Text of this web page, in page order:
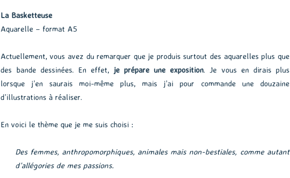
La Basketteuse
Aquarelle – format A5
Actuellement, vous avez du remarquer que je produis surtout des aquarelles plus que
des bande dessinées. En effet, je prépare une exposition. Je vous en dirais plus
lorsque j’en saurais moi-même plus, mais j’ai pour commande une douzaine
d’illustrations à réaliser.
En voici le thème que je me suis choisi :
Des femmes, anthropomorphiques, animales mais non-bestiales, comme autant
d’allégories de mes passions.